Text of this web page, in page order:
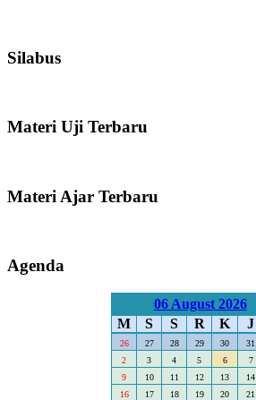
Silabus
Materi Uji Terbaru
Materi Ajar Terbaru
Agenda
06 August 2026
M
S S R K J
26 27 28 29 30 31
2
3 4 5 6 7
9
10 11 12 13 14
16
17 18 19 20 21